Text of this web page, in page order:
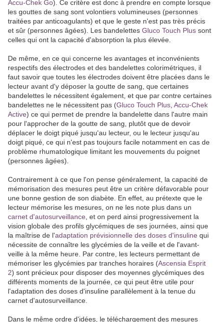
Accu-Chek Go). Ce critère est donc à prendre en compte lorsque
les gouttes de sang sont volontiers volumineuses (personnes
traitées par anticoagulants) et que le geste n'est pas très précis
et sûr (personnes âgées). Les bandelettes Gluco Touch Plus sont
celles qui ont la capacité d'absorption la plus élevée.
De même, en ce qui concerne les avantages et inconvénients
respectifs des électrodes et des bandelettes colorimétriques, il
faut savoir que toutes les électrodes doivent être placées dans le
lecteur avant d'y déposer la goutte de sang, que certaines
bandelettes le nécessitent également, et que par contre certaines
bandelettes ne le nécessitent pas (Gluco Touch Plus Accu-Chek
Active) ce qui permet de prendre la bandelette dans l'autre main
pour l'approcher de la goutte de sang, plutôt que de devoir
déplacer le doigt piqué jusqu'au lecteur, ou le lecteur jusqu'au
doigt piqué, ce qui n'est pas toujours facile notamment en cas de
problème rhumatologique limitant les mouvements du poignet
(personnes âgées).
Contrairement à ce que l'on pense généralement, la capacité de
mémorisation des mesures peut être un critère défavorable pour
une bonne gestion de son diabète. En effet, au prétexte que le
lecteur mémorise les mesures, on ne les note plus dans un
carnet d'autosurveillance , et on perd ainsi progressivement la
vision globale des profils glycémiques de ses journées, ainsi que
la maîtrise de l'adaptation prévisionnelle des doses d'insuline qui
nécessite de connaître les glycémies de la veille et de l'avant-
veille à la même heure. Par contre, les lecteurs permettant de
mémoriser les glycémies par tranches horaires (Ascensia Esprit
2) sont précieux pour disposer des moyennes glycémiques des
différents moments de la journée, ce qui peut être utile pour
l'adaptation des doses d'insuline parallèlement à la tenue du
carnet d'autosurveillance.
Dans le même ordre d'idées, le téléchargement des mesures